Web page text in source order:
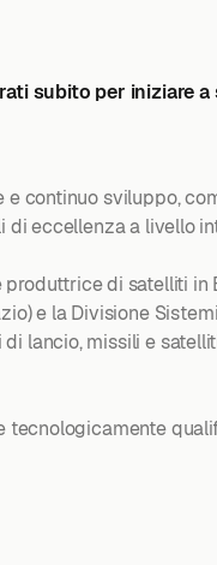
subito per iniziare a
continuo sviluppo,
di eccellenza a livello
di satelliti
e la Divisione
lancio, missili e
tecnologicamente